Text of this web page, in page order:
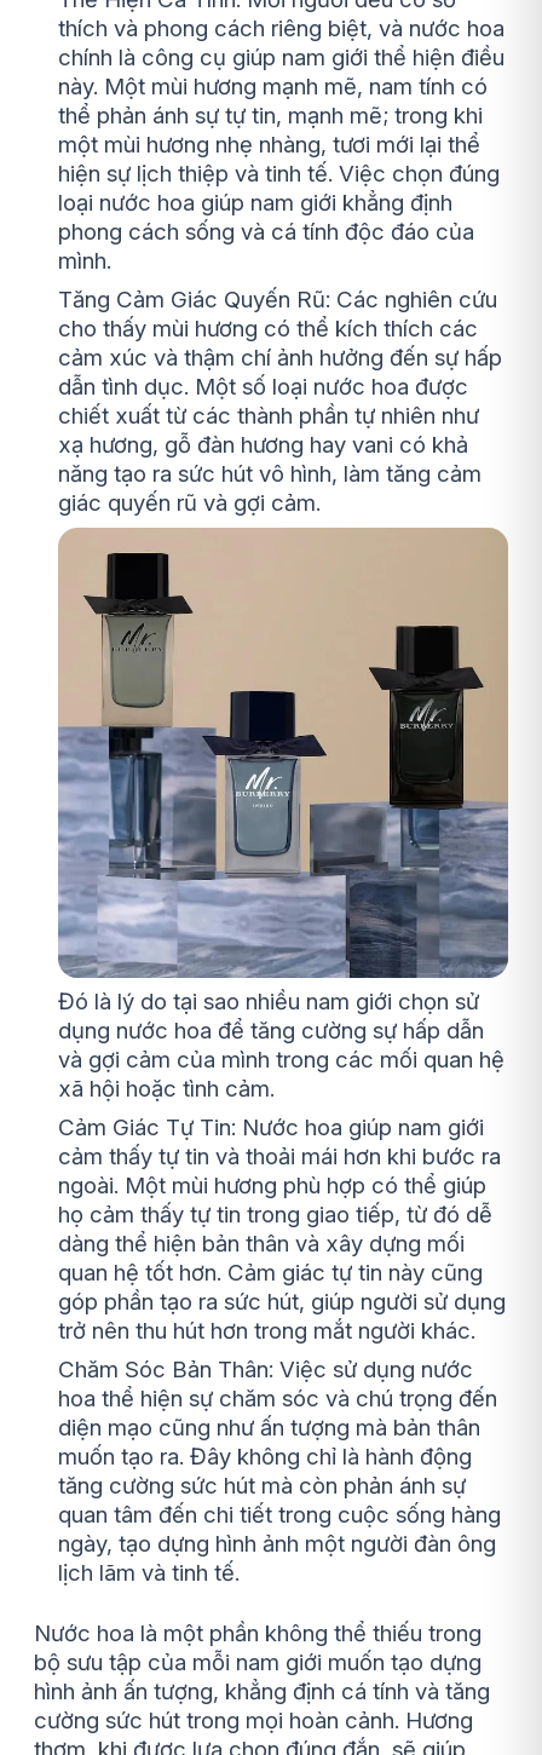
thích và phong cách riêng biệt, và nước hoa
chính là công cụ giúp nam giới thể hiện điều
này. Một mùi hương mạnh mẽ, nam tính có
thể phản ánh sự tự tin, mạnh mẽ; trong khi
một mùi hương nhẹ nhàng, tươi mới lại thể
hiện sự lịch thiệp và tinh tế. Việc chọn đúng
loại nước hoa giúp nam giới khẳng định
phong cách sống và cá tính độc đáo của
mình.
Tăng Cảm Giác Quyến Rũ: Các nghiên cứu
cho thấy mùi hương có thể kích thích các
cảm xúc và thậm chí ảnh hưởng đến sự hấp
dẫn tình dục. Một số loại nước hoa được
chiết xuất từ các thành phần tự nhiên như
xạ hương, gỗ đàn hương hay vani có khả
năng tạo ra sức hút vô hình, làm tăng cảm
giác quyến rũ và gợi cảm.
Đó là lý do tại sao nhiều nam giới chọn sử
dụng nước hoa để tăng cường sự hấp dẫn
và gợi cảm của mình trong các mối quan hệ
xã hội hoặc tình cảm.
Cảm Giác Tự Tin: Nước hoa giúp nam giới
cảm thấy tự tin và thoải mái hơn khi bước ra
ngoài. Một mùi hương phù hợp có thể giúp
họ cảm thấy tự tin trong giao tiếp, từ đó dễ
dàng thể hiện bản thân và xây dựng mối
quan hệ tốt hơn. Cảm giác tự tin này cũng
góp phần tạo ra sức hút, giúp người sử dụng
trở nên thu hút hơn trong mắt người khác.
Chăm Sóc Bản Thân: Việc sử dụng nước
hoa thể hiện sự chăm sóc và chú trọng đến
diện mạo cũng như ấn tượng mà bản thân
muốn tạo ra. Đây không chỉ là hành động
tăng cường sức hút mà còn phản ánh sự
quan tâm đến chi tiết trong cuộc sống hàng
ngày, tạo dựng hình ảnh một người đàn ông
lịch lãm và tinh tế.
Nước hoa là một phần không thể thiếu trong
bộ sưu tập của mỗi nam giới muốn tạo dựng
hình ảnh ấn tượng, khẳng định cá tính và tăng
cường sức hút trong mọi hoàn cảnh. Hương
thơm, khi được lựa chọn đúng đắn, sẽ giúp